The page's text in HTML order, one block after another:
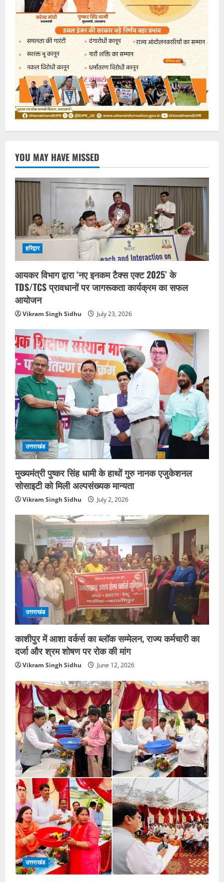
YOU MAY HAVE MISSED
हरिद्वार
आयकर विभाग द्वारा ‘नए इनकम टैक्स एक्ट 2025’ के
TDS/TCS प्रावधानों पर जागरूकता कार्यक्रम का सफल
आयोजन
Vikram Singh Sidhu July 23, 2026
उत्तराखंड
मुख्यमंत्री पुष्कर सिंह धामी के हाथों गुरु नानक एजुकेशनल
सोसाइटी को मिली अल्पसंख्यक मान्यता
Vikram Singh Sidhu July 2, 2026
उत्तराखंड
काशीपुर में आशा वर्कर्स का ब्लॉक सम्मेलन, राज्य कर्मचारी का
दर्जा और श्रम शोषण पर रोक की मांग
Vikram Singh Sidhu June 12, 2026
उत्तराखंड